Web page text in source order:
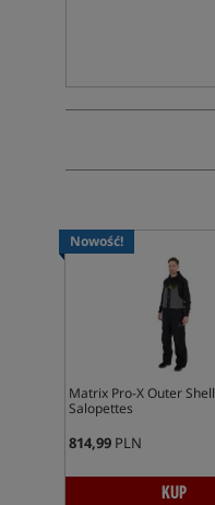
Nowość!
Matrix Pro-X Outer Shell
Salopettes
814,99PLN
KUP